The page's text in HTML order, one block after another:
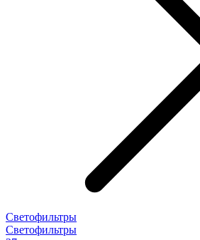
Светофильтры
Светофильтры